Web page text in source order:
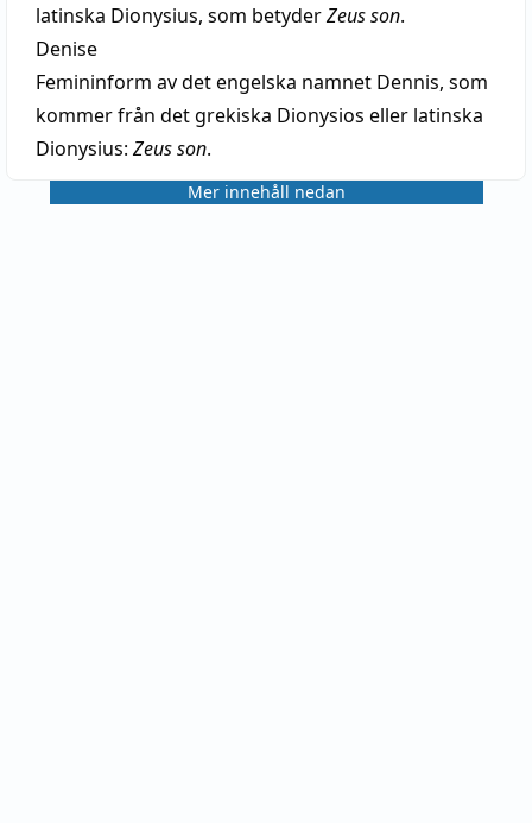
latinska Dionysius, som betyderZeus son.
Denise
Femininform av det engelska namnet Dennis, som
kommer från det grekiska Dionysios eller latinska
Dionysius: Zeus son.
Mer innehåll nedan